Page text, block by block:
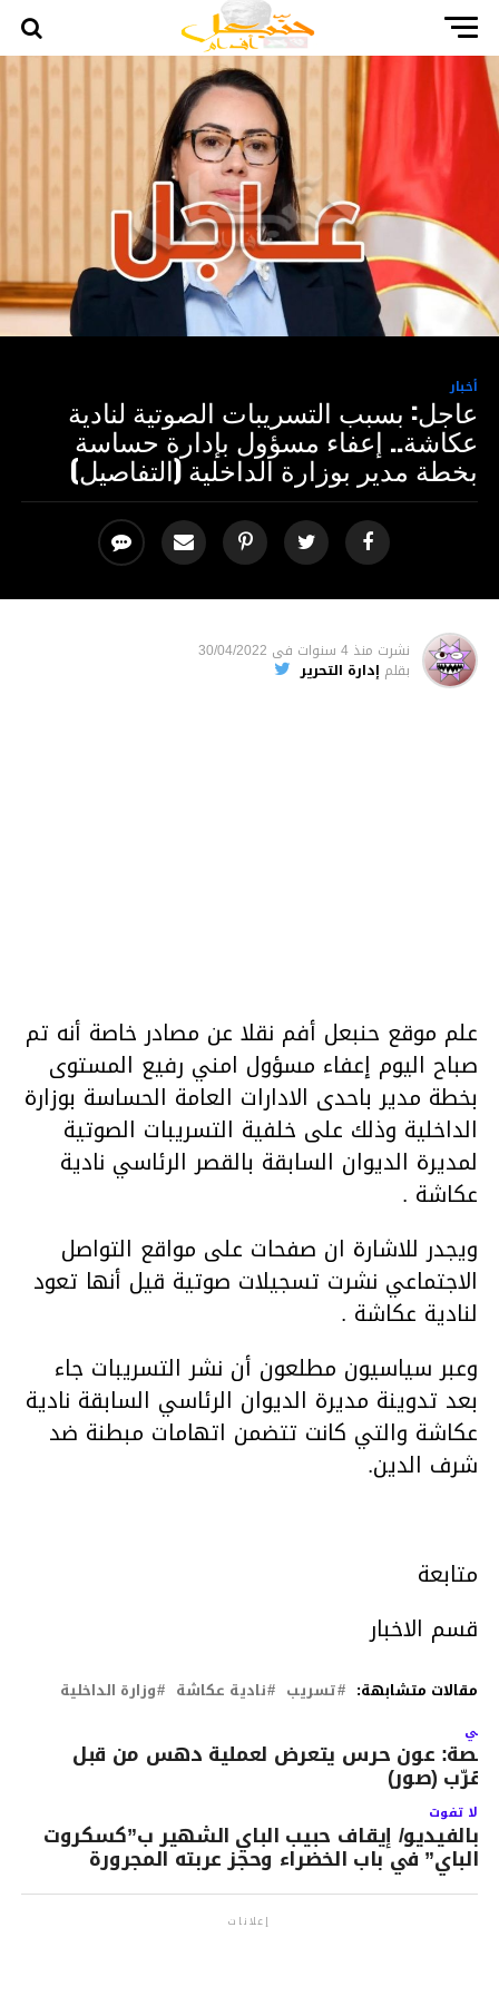
أخبار
عاجل: بسبب التسريبات الصوتية لنادية
عكاشة.. إعفاء مسؤول بإدارة حساسة
بخطة مدير بوزارة الداخلية (التفاصيل)
نشرت منذ 4 سنوات فى 30/04/2022
بقلم إدارة التحرير
علم موقع حنبعل أفم نقلا عن مصادر خاصة أنه تم
صباح اليوم إعفاء مسؤول امني رفيع المستوى
بخطة مدير باحدى الادارات العامة الحساسة بوزارة
الداخلية وذلك على خلفية التسريبات الصوتية
لمديرة الديوان السابقة بالقصر الرئاسي نادية
عكاشة .
ويجدر للاشارة ان صفحات على مواقع التواصل
الاجتماعي نشرت تسجيلات صوتية قيل أنها تعود
لنادية عكاشة .
وعبر سياسيون مطلعون أن نشر التسريبات جاء
بعد تدوينة مديرة الديوان الرئاسي السابقة نادية
عكاشة والتي كانت تتضمن اتهامات مبطنة ضد
شرف الدين.
متابعة
قسم الاخبار
مقالات متشابهة: تسريب نادية عكاشة وزارة الداخلية
عون حرس يتعرض لعملية دهس من قبل
(صور)
لا تفوت
بالفيديو/ إيقاف حبيب الباي الشهير ب”كسكروت
الباي” في باب الخضراء وحجز عربته المجرورة
إعلانات